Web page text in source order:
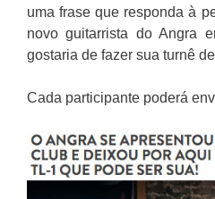
uma frase que responda à
novo guitarrista do Angra
gostaria de fazer sua turnê
Cada participante poderá